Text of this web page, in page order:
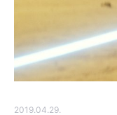
2019.04.29.